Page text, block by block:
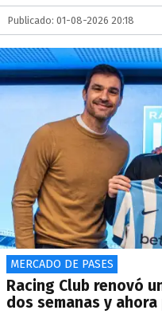
Publicado: 01-08-2026 20:18
MERCADO DE PASES
Racing Club renovó
dos semanas y